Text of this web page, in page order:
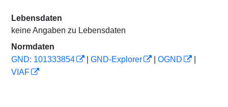
Lebensdaten
keine Angaben zu Lebensdaten
Normdaten
GND: 101333854
GND-Explorer OGND
VIAF